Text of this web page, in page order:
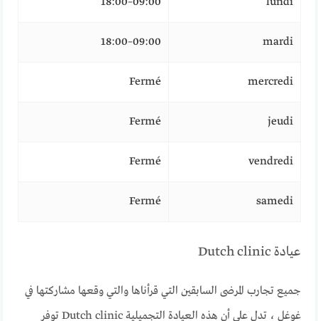
mardi
09:00–18:00
mercredi
Fermé
jeudi
Fermé
vendredi
Fermé
samedi
Fermé
عيادة Dutch clinic
جميع تجارب المرضى السابقين التي قرأناها والتي وقعها مشاركتها في
غوغل ، تدل على أن هذه العيادة التجميلية Dutch clinic توفر